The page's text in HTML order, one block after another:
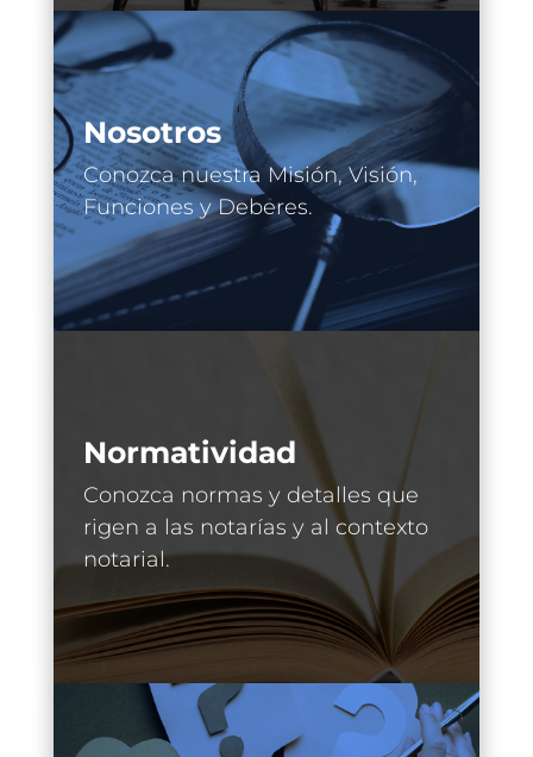
Nosotros
Conozca nuestra Misión, Visión,
Funciones y Deberes.
Normatividad
Conozca normas y detalles que
rigen a las notarías y al contexto
notarial.